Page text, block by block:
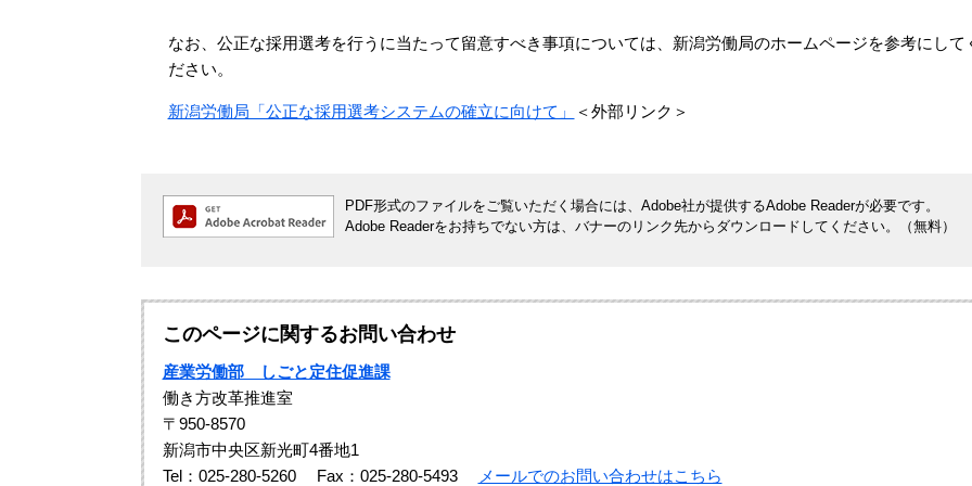
なお、公正な採用選考を行うに当たって留意すべき事項については、新潟労働局のホームページを参考にして
ださい。
新潟労働局「公正な採用選考システムの確立に向けて」 ＜外部リンク＞
PDF形式のファイルをご覧いただく場合には、Adobe社が提供するAdobe Readerが必要です。
Adobe Readerをお持ちでない方は、バナーのリンク先からダウンロードしてください。（無料）
このページに関するお問い合わせ
産業労働部 しごと定住促進課
働き方改革推進室
〒950-8570
新潟市中央区新光町4番地1
Tel：025-280-5260
Fax：025-280-5493 メールでのお問い合わせはこちら